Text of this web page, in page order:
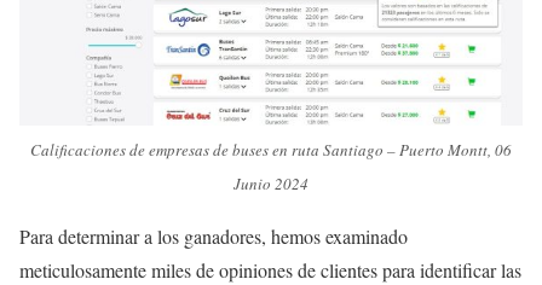
Calificaciones de empresas de buses en ruta Santiago – Puerto Montt, 06
Junio 2024
Para determinar a los ganadores, hemos examinado
meticulosamente miles de opiniones de clientes para identificar las